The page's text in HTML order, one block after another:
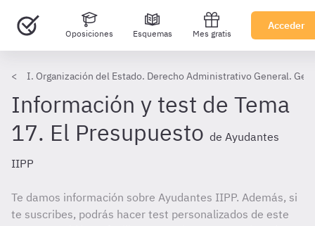
Oposiciones Esquemas Mes gratis
Acceder
I. Organización del Estado. Derecho Administrativo General.
Información y test de Tema
17. El Presupuesto de Ayudantes
IIPP
Te damos información sobre Ayudantes IIPP. Además, si
te suscribes, podrás hacer test personalizados de este